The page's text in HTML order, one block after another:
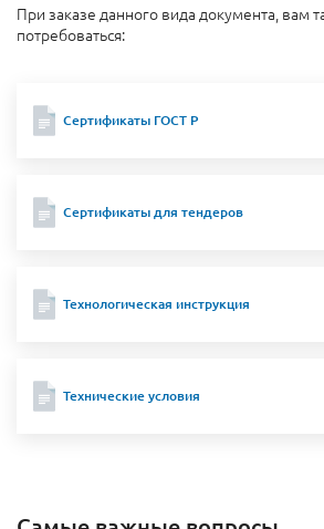
При заказе данного вида документа, вам
потребоваться:
Сертификаты ГОСТ Р
Сертификаты для тендеров
Технологическая инструкция
Технические условия